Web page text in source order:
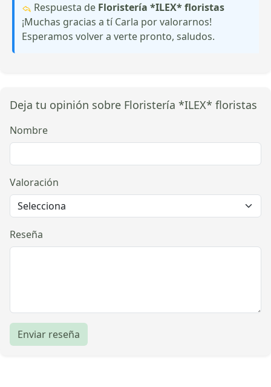
Respuesta de Floristería *ILEX* floristas
¡Muchas gracias a tí Carla por valorarnos!
Esperamos volver a verte pronto, saludos.
Deja tu opinión sobre Floristería *ILEX* floristas
Nombre
Valoración
Reseña
Enviar reseña